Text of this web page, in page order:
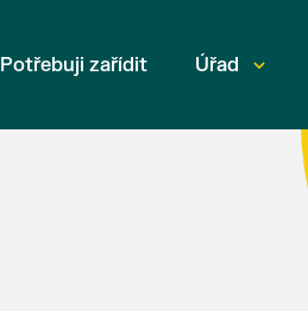
Potřebuji zařídit Úřad